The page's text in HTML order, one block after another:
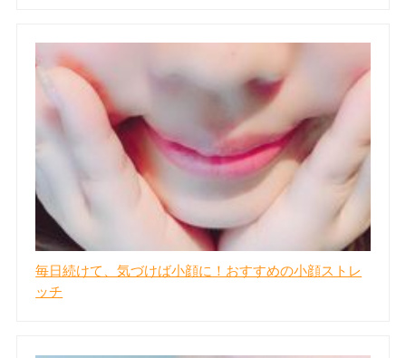
毎日続けて、気づけば小顔に！おすすめの小顔ストレ
ッチ